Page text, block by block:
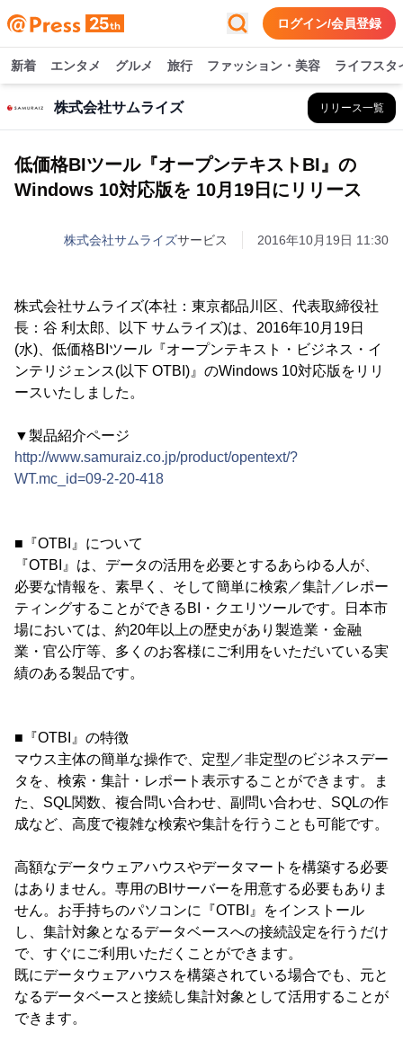
ログイン/会員登録
新着 エンタメ グルメ 旅行 ファッション・美容 ライフスタ
株式会社サムライズ リリース一覧
低価格BIツール『オープンテキストBI』の
Windows 10対応版を 10月19日にリリース
株式会社サムライズサービス 2016年10月19日 11:30
株式会社サムライズ(本社：東京都品川区、代表取締役社
長：谷 利太郎、以下 サムライズ)は、2016年10月19日
(水)、低価格BIツール『オープンテキスト・ビジネス・イ
ンテリジェンス(以下 OTBI)』のWindows 10対応版をリリ
ースいたしました。
▼製品紹介ページ
http://www.samuraiz.co.jp/product/opentext/?
WT.mc_id=09-2-20-418
■『OTBI』について
『OTBI』は、データの活用を必要とするあらゆる人が、
必要な情報を、素早く、そして簡単に検索／集計／レポー
ティングすることができるBI・クエリツールです。日本市
場においては、約20年以上の歴史があり製造業・金融
業・官公庁等、多くのお客様にご利用をいただいている実
績のある製品です。
■『OTBI』の特徴
マウス主体の簡単な操作で、定型／非定型のビジネスデー
タを、検索・集計・レポート表示することができます。ま
た、SQL関数、複合問い合わせ、副問い合わせ、SQLの作
成など、高度で複雑な検索や集計を行うことも可能です。
高額なデータウェアハウスやデータマートを構築する必要
はありません。専用のBIサーバーを用意する必要もありま
せん。お手持ちのパソコンに『OTBI』をインストール
し、集計対象となるデータベースへの接続設定を行うだけ
で、すぐにご利用いただくことができます。
既にデータウェアハウスを構築されている場合でも、元と
なるデータベースと接続し集計対象として活用することが
できます。